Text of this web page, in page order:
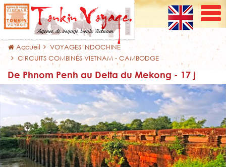
Accueil
VOYAGES INDOCHINE
CIRCUITS COMBINÉS VIETNAM - CAMBODGE
De Phnom Penh au Delta du Mekong - 17 j